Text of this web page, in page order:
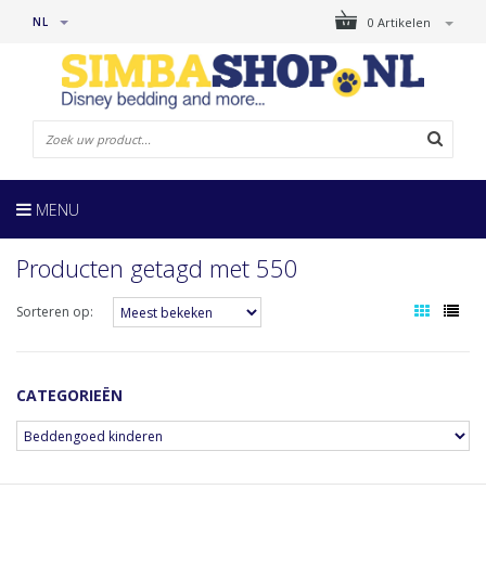
0 Artikelen
NL
MENU
Producten getagd met 550
Sorteren op:
CATEGORIEËN